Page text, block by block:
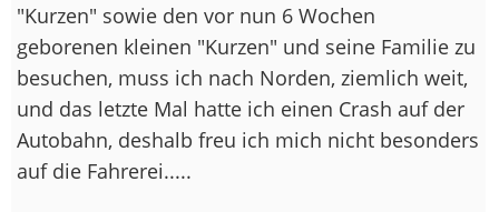
"Kurzen" sowie den vor nun 6 Wochen
geborenen kleinen "Kurzen" und seine Familie zu
besuchen, muss ich nach Norden, ziemlich weit,
und das letzte Mal hatte ich einen Crash auf der
Autobahn, deshalb freu ich mich nicht besonders
auf die Fahrerei.....